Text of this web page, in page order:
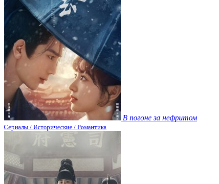
В погоне за нефритом
Сериалы / Исторические / Романтика